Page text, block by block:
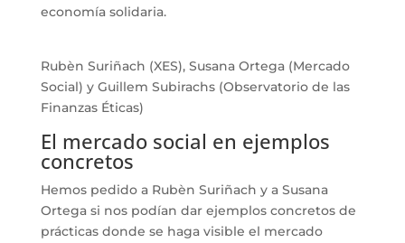
economía solidaria.
Rubèn Suriñach (XES), Susana Ortega (Mercado
Social) y Guillem Subirachs (Observatorio de las
Finanzas Éticas)
El mercado social en ejemplos
concretos
Hemos pedido a Rubèn Suriñach y a Susana
Ortega si nos podían dar ejemplos concretos de
prácticas donde se haga visible el mercado